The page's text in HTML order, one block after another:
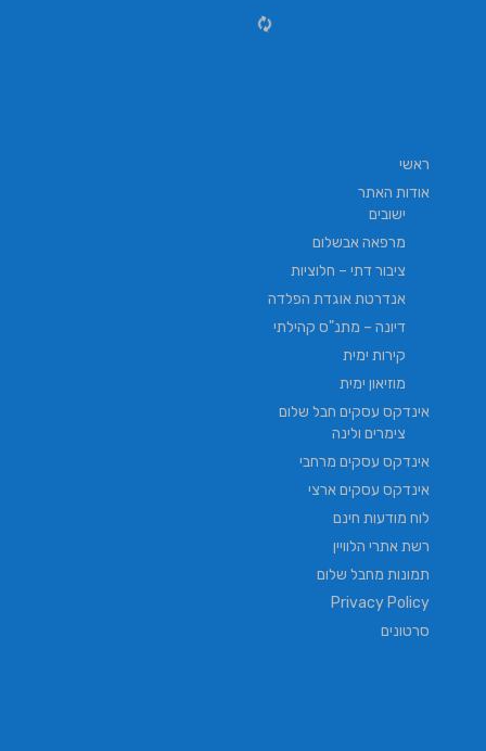
ראשי
אודות האתר
ישובים
מרפאה אבשלום
ציבור דתי – חלוציות
אנדרטת אוגדת הפלדה
דיונה – מתנ"ס קהילתי
קירות ימית
מוזיאון ימית
אינדקס עסקים חבל שלום
צימרים ולינה
אינדקס עסקים מרחבי
אינדקס עסקים ארצי
לוח מודעות חינם
רשת אתרי הלוויין
תמונות מחבל שלום
Privacy Policy
סרטונים